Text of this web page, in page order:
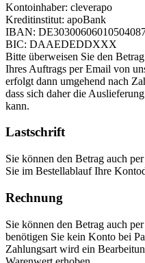
Kontoinhaber: cleverapo
Kreditinstitut: apoBank
IBAN:
BIC: DAAEDEDDXXX
Bitte überweisen Sie den Betrag
Ihres Auftrags per Email von
erfolgt dann umgehend nach
dass sich daher die
kann.
Lastschrift
Sie können den Betrag auch
Sie im Bestellablauf Ihre
Rechnung
Sie können den Betrag auch
benötigen Sie kein Konto bei
Zahlungsart wird ein